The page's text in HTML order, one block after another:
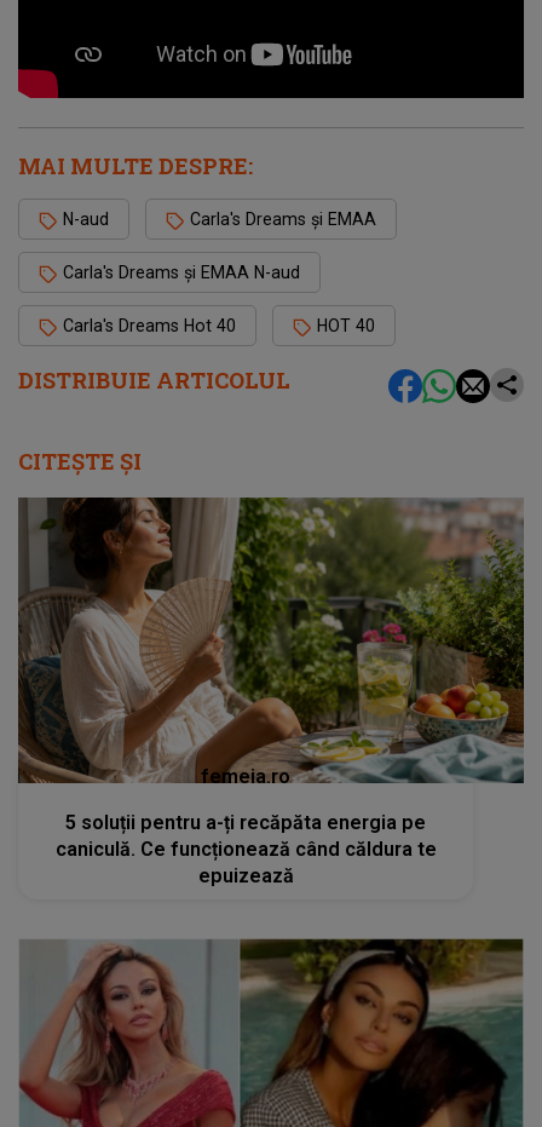
DISTRIBUIE ARTICOLUL
MAI MULTE DESPRE:
N-aud Carla's Dreams și EMAA
Carla's Dreams și EMAA N-aud
Carla's Dreams Hot 40 HOT 40
CITEȘTE ȘI
femeia.ro
5 soluții pentru a-ți recăpăta energia pe
caniculă. Ce funcționează când căldura te
epuizează